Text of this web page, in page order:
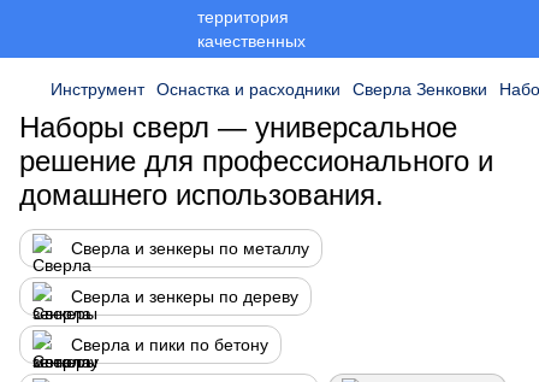
Инструмент Оснастка и расходники Сверла Зенковки
Наборы сверл — универсальное
решение для профессионального и
домашнего использования.
Сверла и зенкеры по металлу
Сверла и зенкеры по дереву
Сверла и пики по бетону